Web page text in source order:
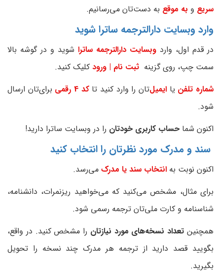
سریع و به موقع به دست‌تان می‌رسانیم.
وارد وبسایت دارالترجمه ساترا شوید
در قدم اول، وارد وبسایت دارالترجمه ساترا شوید و در گوشه بالا
سمت چپ، روی گزینه ثبت نام | ورود کلیک کنید.
شماره تلفن‌ یا ایمیل‌تان را وارد کنید تاکد 4 رقمی
برای‌تان ارسال
شود.
اکنون شما حساب کاربری خودتان را در وبسایت ساترا دارید!
سند و مدرک مورد نظرتان را انتخاب کنید
اکنون نوبت به انتخاب سند یا مدرک می‌رسد.
برای مثال، مشخص می‌کنید که می‌خواهید ریزنمرات، دانشنامه،
شناسنامه و کارت ملی‌تان ترجمه رسمی شود.
همچنین تعداد نسخه‌های مورد نیازتان را مشخص کنید. در واقع،
بگویید قصد دارید از ترجمه هر مدرک چند نسخه را تحویل
بگیرید.